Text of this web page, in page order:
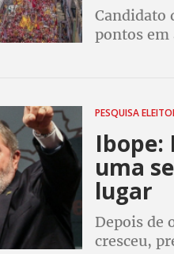
Candidato
pontos em
PESQUISA
Ibope:
uma
lugar
Depois de
cresceu,